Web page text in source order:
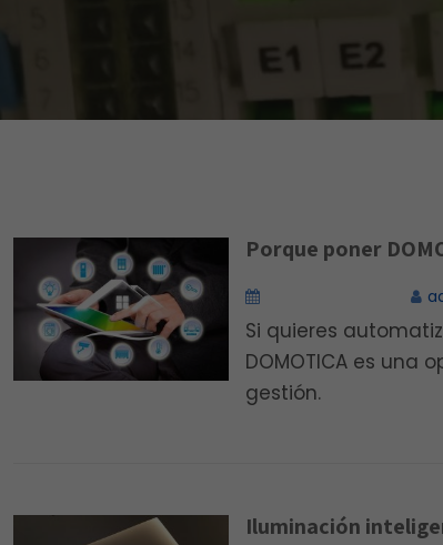
Porque poner
Si quieres
DOMOTICA es una
gestión.
Iluminación